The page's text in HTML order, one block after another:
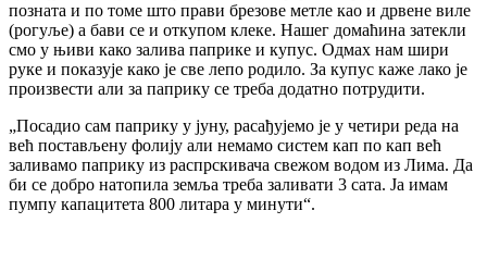
позната и по томе што прави брезове метле као и дрвене виле
(рогуље) а бави се и откупом клеке. Нашег домаћина затекли
смо у њиви како залива паприке и купус. Одмах нам шири
руке и показује како је све лепо родило. За купус каже лако је
произвести али за паприку се треба додатно потрудити.
„Посадио сам паприку у јуну, расађујемо је у четири реда на
већ постављену фолију али немамо систем кап по кап већ
заливамо паприку из распрскивача свежом водом из Лима. Да
би се добро натопила земља треба заливати 3 сата. Ја имам
пумпу капацитета 800 литара у минути“.